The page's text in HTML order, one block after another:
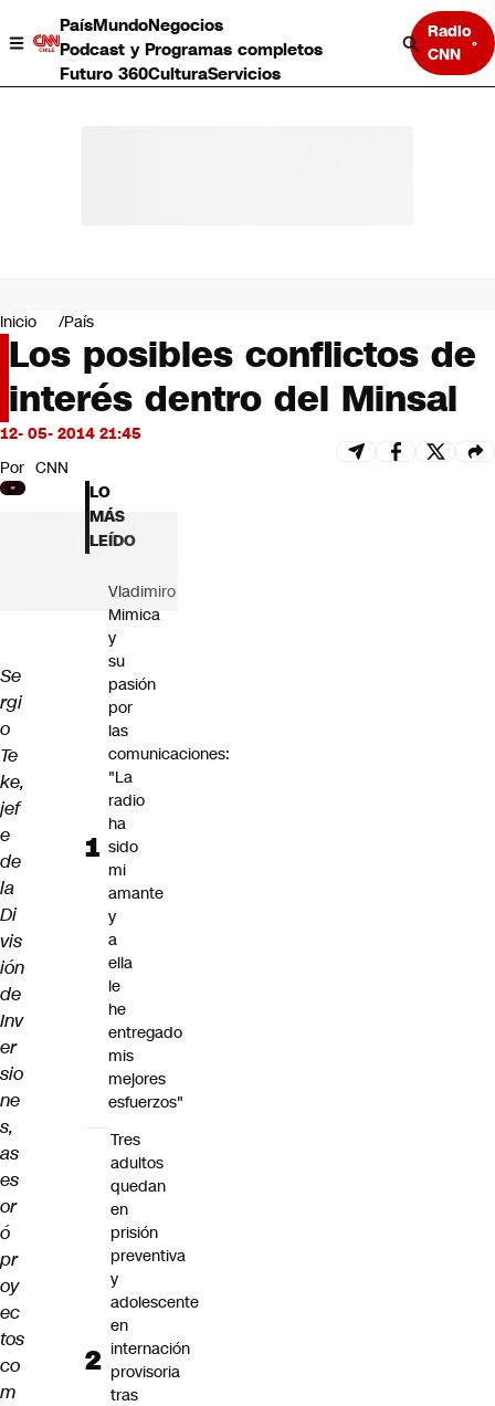
PaísMundoNegocios
Podcast y Programas completos
Futuro 360CulturaServicios
Radio
CNN
Negocios
Deportes
Programas completos
Cultura
Servicios
Bits
CNN Data
CNN tiempo
Futuro 360
Inicio País
Los posibles conflictos de
interés dentro del Minsal
12- 05- 2014 21:45
Por CNN
Se
rgi
o
Te
ke,
jef
e
de
la
Di
vis
ión
de
Inv
er
sio
ne
s,
as
es
or
ó
pr
oy
ec
tos
co
m
LO
MÁS
LEÍDO
Vladimiro
Mimica
y
su
pasión
por
las
comunicaciones:
"La
radio
ha
sido
mi
amante
y
a
ella
le
he
entregado
mis
mejores
esfuerzos"
Tres
adultos
quedan
en
prisión
preventiva
y
adolescente
en
internación
provisoria
tras